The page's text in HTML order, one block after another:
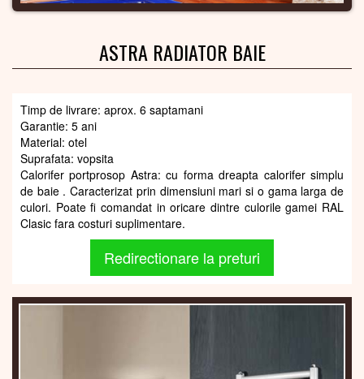
ASTRA RADIATOR BAIE
Timp de livrare: aprox. 6 saptamani
Garantie: 5 ani
Material: otel
Suprafata: vopsita
Calorifer portprosop Astra: cu forma dreapta calorifer simplu
de baie . Caracterizat prin dimensiuni mari si o gama larga de
culori. Poate fi comandat in oricare dintre culorile gamei RAL
Clasic fara costuri suplimentare.
Redirectionare la preturi